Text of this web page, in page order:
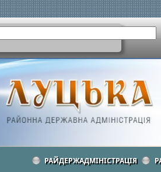
РАЙДЕРЖАДМІНІСТРАЦІЯ